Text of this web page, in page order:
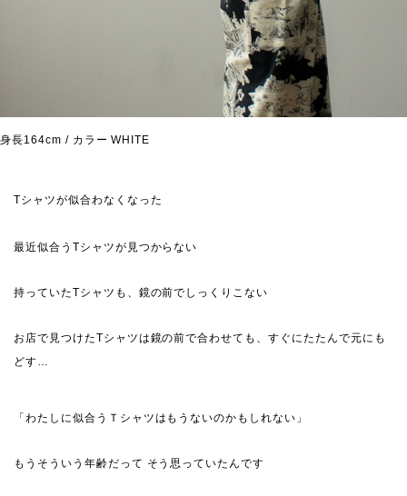
身長164cm / カラー WHITE
Tシャツが似合わなくなった
最近似合うTシャツが見つからない
持っていたTシャツも、鏡の前でしっくりこない
お店で見つけたTシャツは鏡の前で合わせても、すぐにたたんで元にも
どす…
「わたしに似合うＴシャツはもうないのかもしれない」
もうそういう年齢だって そう思っていたんです